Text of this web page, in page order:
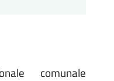
comunale